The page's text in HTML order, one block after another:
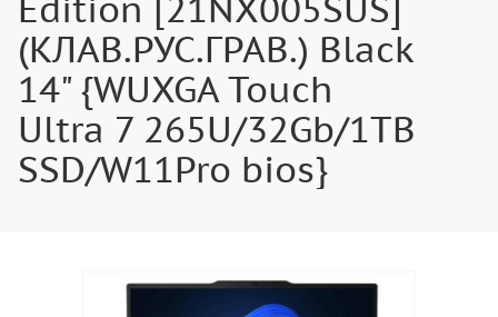
(КЛАВ.РУС.ГРАВ.) Black
14" {WUXGA Touch
Ultra 7 265U/32Gb/1TB
SSD/W11Pro bios}